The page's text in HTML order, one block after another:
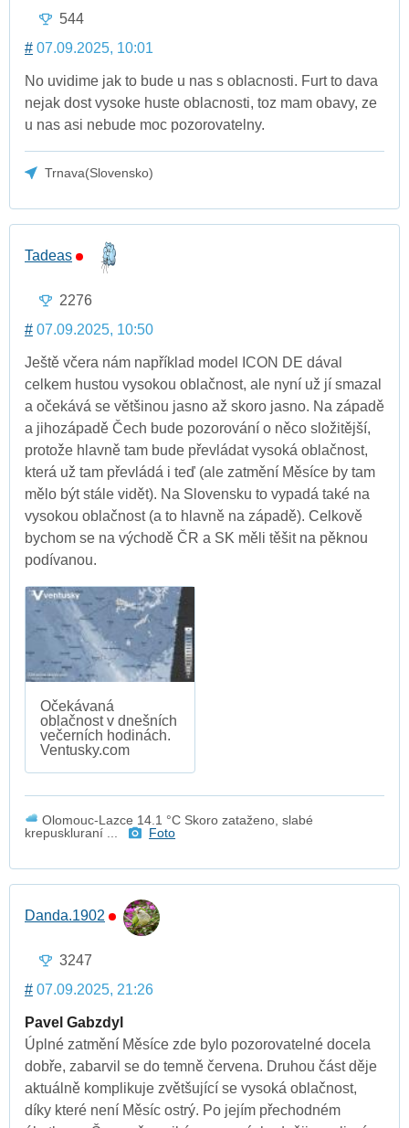
544
# 07.09.2025, 10:01
No uvidime jak to bude u nas s oblacnosti. Furt to dava
nejak dost vysoke huste oblacnosti, toz mam obavy, ze
u nas asi nebude moc pozorovatelny.
Trnava(Slovensko)
Tadeas
2276
# 07.09.2025, 10:50
Ještě včera nám například model ICON DE dával
celkem hustou vysokou oblačnost, ale nyní už jí smazal
a očekává se většinou jasno až skoro jasno. Na západě
a jihozápadě Čech bude pozorování o něco složitější,
protože hlavně tam bude převládat vysoká oblačnost,
která už tam převládá i teď (ale zatmění Měsíce by tam
mělo být stále vidět). Na Slovensku to vypadá také na
vysokou oblačnost (a to hlavně na západě). Celkově
bychom se na východě ČR a SK měli těšit na pěknou
podívanou.
Očekávaná
oblačnost v dnešních
večerních hodinách.
Ventusky.com
Olomouc-Lazce 14.1 °C Skoro zataženo, slabé
krepuskluraní ...
Foto
Danda.1902
3247
# 07.09.2025, 21:26
Pavel Gabzdyl
Úplné zatmění Měsíce zde bylo pozorovatelné docela
dobře, zabarvil se do temně červena. Druhou část děje
aktuálně komplikuje zvětšující se vysoká oblačnost,
díky které není Měsíc ostrý. Po jejím přechodném